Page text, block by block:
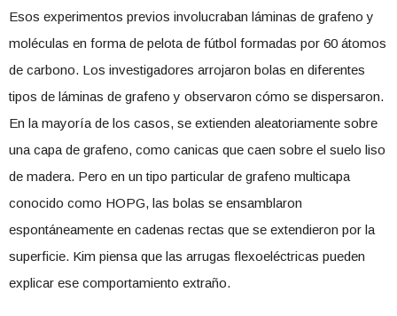
Esos experimentos previos involucraban láminas de grafeno y
moléculas en forma de pelota de fútbol formadas por 60 átomos
de carbono. Los investigadores arrojaron bolas en diferentes
tipos de láminas de grafeno y observaron cómo se dispersaron.
En la mayoría de los casos, se extienden aleatoriamente sobre
una capa de grafeno, como canicas que caen sobre el suelo liso
de madera. Pero en un tipo particular de grafeno multicapa
conocido como HOPG, las bolas se ensamblaron
espontáneamente en cadenas rectas que se extendieron por la
superficie. Kim piensa que las arrugas flexoeléctricas pueden
explicar ese comportamiento extraño.